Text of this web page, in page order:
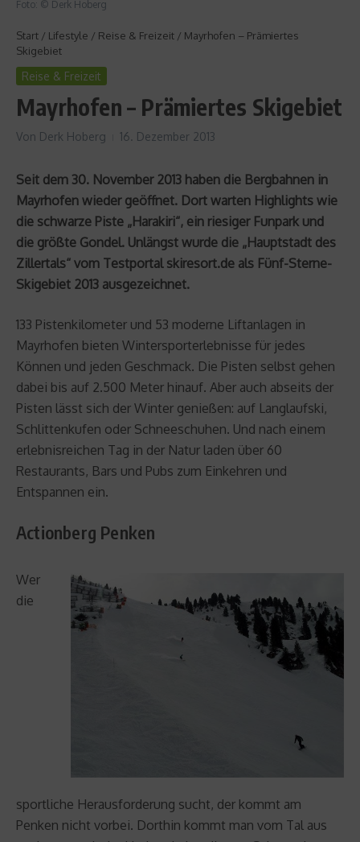
Foto: © Derk Hoberg
Start / Lifestyle / Reise & Freizeit / Mayrhofen – Prämiertes
Skigebiet
Reise & Freizeit
Mayrhofen – Prämiertes Skigebiet
Von Derk Hoberg 16. Dezember 2013
Seit dem 30. November 2013 haben die Bergbahnen in
Mayrhofen wieder geöffnet. Dort warten Highlights wie
die schwarze Piste „Harakiri“, ein riesiger Funpark und
die größte Gondel. Unlängst wurde die „Hauptstadt des
Zillertals“ vom Testportal skiresort.de als Fünf-Sterne-
Skigebiet 2013 ausgezeichnet.
133 Pistenkilometer und 53 moderne Liftanlagen in
Mayrhofen bieten Wintersporterlebnisse für jedes
Können und jeden Geschmack. Die Pisten selbst gehen
dabei bis auf 2.500 Meter hinauf. Aber auch abseits der
Pisten lässt sich der Winter genießen: auf Langlaufski,
Schlittenkufen oder Schneeschuhen. Und nach einem
erlebnisreichen Tag in der Natur laden über 60
Restaurants, Bars und Pubs zum Einkehren und
Entspannen ein.
Actionberg Penken
Wer
die
sportliche Herausforderung sucht, der kommt am
Penken nicht vorbei. Dorthin kommt man vom Tal aus